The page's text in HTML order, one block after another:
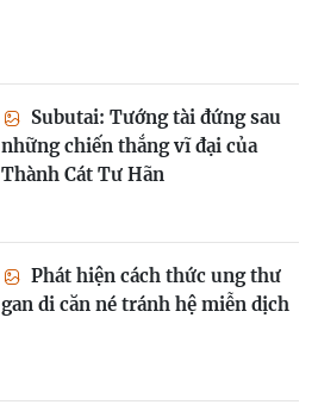
Subutai: Tướng tài đứng sau
những chiến thắng vĩ đại của
Thành Cát Tư Hãn
Phát hiện cách thức ung thư
gan di căn né tránh hệ miễn dịch